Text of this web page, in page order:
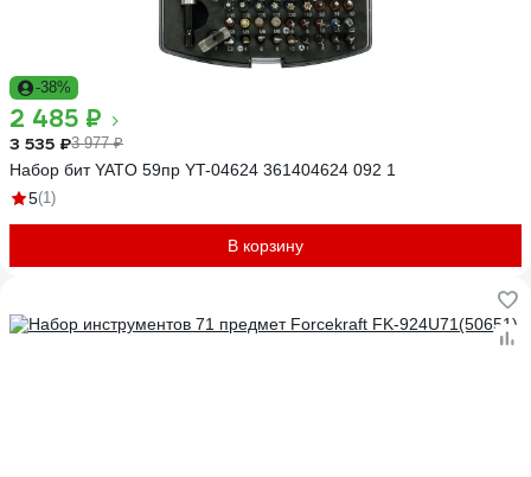
-38%
2 485 ₽
3 535 ₽3 977 ₽
Набор бит YATO 59пр YT-04624 361404624 092 1
5(1)
В корзину